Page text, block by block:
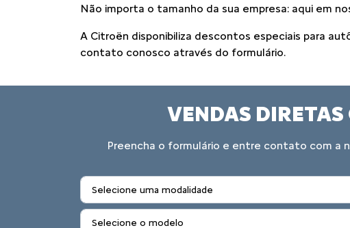
Não importa o tamanho da sua empresa: aqui em
A Citroën disponibiliza descontos especiais para
contato conosco através do formulário.
VENDAS
Preencha o formulário e entre contato com a